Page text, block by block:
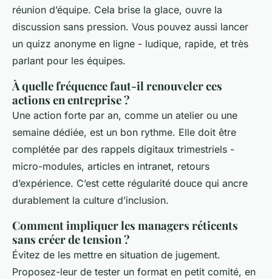
réunion d’équipe. Cela brise la glace, ouvre la
discussion sans pression. Vous pouvez aussi lancer
un quizz anonyme en ligne - ludique, rapide, et très
parlant pour les équipes.
À quelle fréquence faut-il renouveler ces
actions en entreprise ?
Une action forte par an, comme un atelier ou une
semaine dédiée, est un bon rythme. Elle doit être
complétée par des rappels digitaux trimestriels -
micro-modules, articles en intranet, retours
d’expérience. C’est cette régularité douce qui ancre
durablement la culture d’inclusion.
Comment impliquer les managers réticents
sans créer de tension ?
Évitez de les mettre en situation de jugement.
Proposez-leur de tester un format en petit comité, en